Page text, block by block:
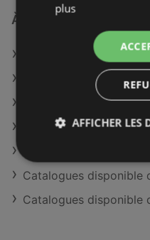
À découvrir aussi
Offres de Maison 123
Offres de Café Coton
Catalogues disponible
Catalogues disponible
Catalogues disponible
Catalogues disponible
Catalogues disponible
plus
AFFICHER LES